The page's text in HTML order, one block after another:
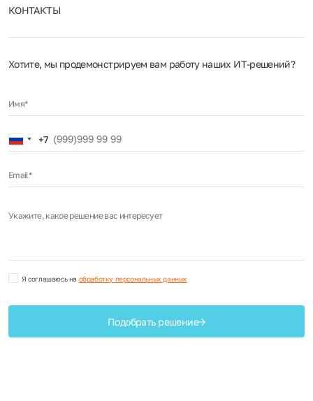
КОНТАКТЫ
Хотите, мы продемонстрируем вам работу наших ИТ‑решений?
Имя*
Russia
+7
+7
Email*
Укажите, какое решение вас интересует
Я соглашаюсь на обработку персональных данных
Подобрать решение